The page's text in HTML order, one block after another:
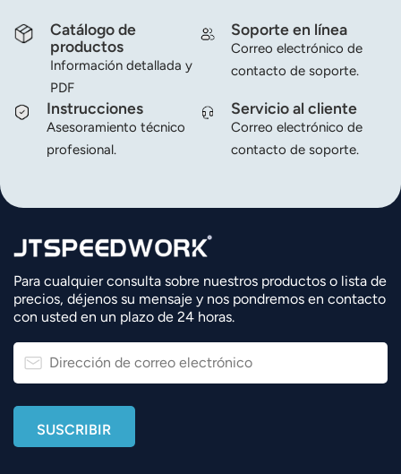
Catálogo de
productos
Información detallada y
PDF
Soporte en línea
Correo electrónico de
contacto de soporte.
Instrucciones
Asesoramiento técnico
profesional.
Servicio al cliente
Correo electrónico de
contacto de soporte.
Para cualquier consulta sobre nuestros productos o lista de
precios, déjenos su mensaje y nos pondremos en contacto
con usted en un plazo de 24 horas.